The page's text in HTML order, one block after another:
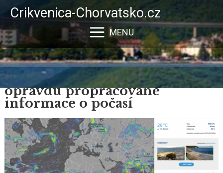
Přejít
k
hlavnímu
obsahu
Crikvenica-Chorvatsko.cz
MENU
Ventusky: když hledáte
opravdu propracované
informace o počasí